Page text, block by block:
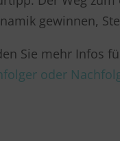
gewinnen,
Sie mehr Infos
oder